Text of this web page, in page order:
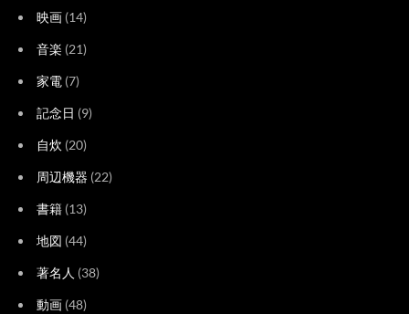
映画 (14)
音楽 (21)
家電 (7)
記念日 (9)
自炊 (20)
周辺機器 (22)
書籍 (13)
地図 (44)
著名人 (38)
動画 (48)